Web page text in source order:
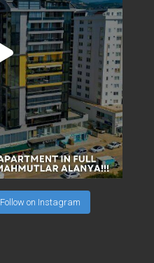
Follow on Instagram